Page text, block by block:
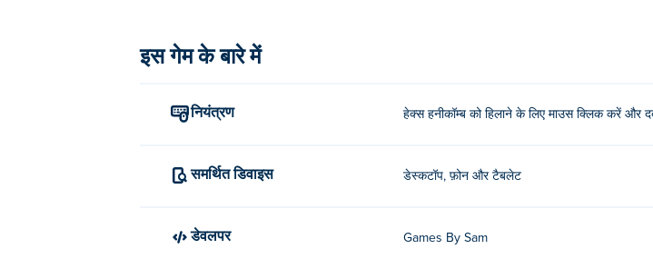
हेक्स हनीकॉम्ब को स्थानांतरित करने के लिए क्लिक करें और दबाए रखें, इसे छोड़ने के लिए छोड़ दें।
मैं मुफ्त में बी सॉर्ट बाय सैम कैसे खेल सकता हूं?
क्या मैं मोबाइल डिवाइस और डेस्कटॉप पर Bee Sort by Sam खेल सकता हूँ?
इस गेम के बारे में
नियंत्रण हेक्स हनीकॉम्ब को हिलाने के लिए माउस क्लिक करें और
समर्थित डिवाइस डेस्कटॉप, फ़ोन और टैबलेट
डेवलपर Games By Sam